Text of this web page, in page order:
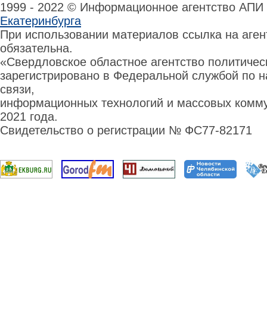
1999 - 2022 © Информационное агентство
Екатеринбурга
При использовании материалов ссылка на
обязательна.
«Свердловское областное агентство
зарегистрировано в Федеральной службой по
связи,
информационных технологий и массовых
2021 года.
Свидетельство о регистрации № ФС77-82171